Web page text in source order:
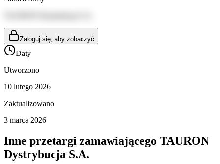
Zaloguj się, aby zobaczyć
Daty
Utworzono
10 lutego 2026
Zaktualizowano
3 marca 2026
Inne przetargi zamawiającego TAURON
Dystrybucja S.A.